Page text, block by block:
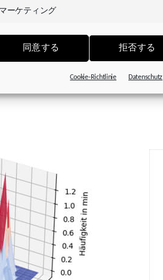
マーケティング
同意する 拒否する
Cookie-Richtlinie Datenschutz
ンの負荷状況を分析。
、運転状態を最適化。